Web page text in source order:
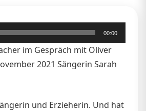
00:00
im Gespräch mit Oliver
2021 Sängerin Sarah
und Erzieherin. Und hat